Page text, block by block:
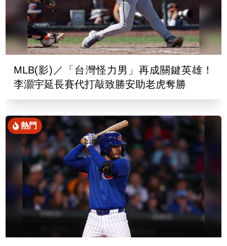
MLB(影)／「台灣怪力男」再成關鍵英雄！
李灝宇延長賽代打敲致勝安助老虎奪勝
熱門